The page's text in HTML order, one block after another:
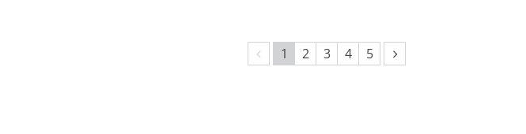
Vorherige Seite
1 2 3 4 5 Nächste Seite